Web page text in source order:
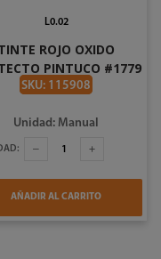
ROJO OXIDO
PINTUCO #1779
1/4 = 32 ONZAS
SKU: 115908
L0.02
Unidad: Manual
AÑADIR AL CARRITO